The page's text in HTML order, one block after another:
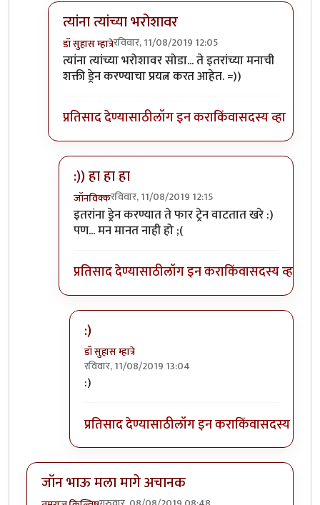
त्यांना त्यांच्या भरोशावर
डॉ सुहास म्हात्रेरविवार, 11/08/2019 12:05
In reply toएकदा गोळ्या घेतल्या आहेत ? काय बोलता ?
त्यांना त्यांच्या भरोशावर सोडा... ते इतरांच्या मनाची
शक्ती ड्रेन करण्याचा प्रयत्न करत आहेत. =))
प्रतिसाद देण्यासाठीलॉग इन कराकिंवासदस्य व्हा
:)) हा हा हा
जॉनविक्करविवार, 11/08/2019 12:15
In reply toत्यांना त्यांच्या भरोशावरbyडॉ सुहास म्हात्रे
इतरांना ड्रेन करण्यात ते फार ट्रेन वाटतात खरे :)
पण... मन मानत नाही हो ;(
प्रतिसाद देण्यासाठीलॉग इन कराकिंवासदस्य व्हा
:)
डॉ सुहास म्हात्रे
रविवार, 11/08/2019 13:04
In reply to
:)
प्रतिसाद देण्यासाठीलॉग इन कराकिंवासदस्य व्हा
जॉन भाऊ मला मागे अचानक